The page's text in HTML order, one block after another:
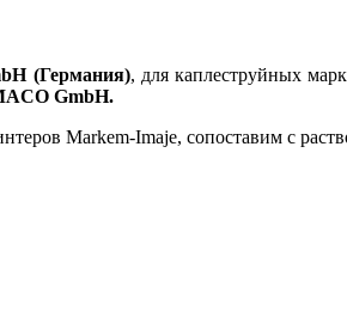
(Германия), для каплеструйных
GmbH.
Markem-Imaje, сопоставим с